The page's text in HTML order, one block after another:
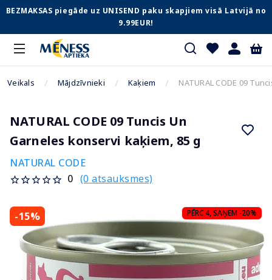
BEZMAKSAS piegāde uz UNISEND paku skapjiem visā Latvijā no
9.99EUR!
Veikals Mājdzīvnieki Kaķiem NATURAL CODE 09
NATURAL CODE 09 Tuncis Un
Garneles konservi kaķiem, 85 g
NATURAL CODE
0 (0 atsauksmes)
-15% PĒRC 4, SAŅEM -20%